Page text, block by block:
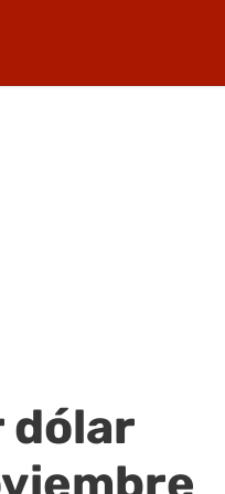
dólar